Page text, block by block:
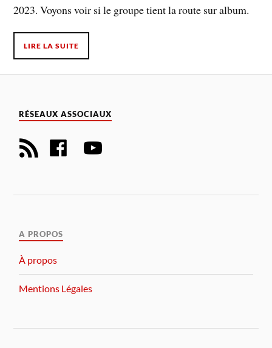
2023. Voyons voir si le groupe tient la route sur album.
LIRE LA SUITE
RÉSEAUX ASSOCIAUX
A PROPOS
À propos
Mentions Légales